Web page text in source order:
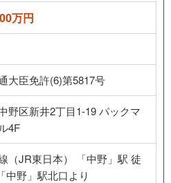
万円
大臣免許(6)第5817号
野区新井2丁目1-19 パックマ
4F
（JR東日本） 「中野」駅 徒
中野」駅北口より